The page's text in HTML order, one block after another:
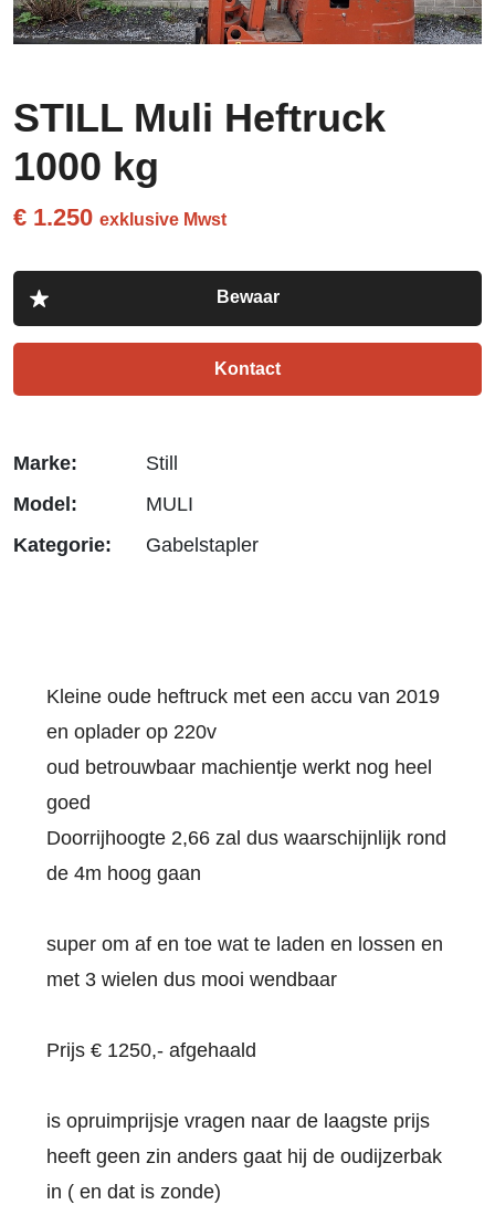
STILL Muli Heftruck
1000 kg
€ 1.250 exklusive Mwst
Kontact
Marke:
Still
Model:
MULI
Kategorie:
Gabelstapler
Kleine oude heftruck met een accu van 2019
en oplader op 220v
oud betrouwbaar machientje werkt nog heel
goed
Doorrijhoogte 2,66 zal dus waarschijnlijk rond
de 4m hoog gaan
super om af en toe wat te laden en lossen en
met 3 wielen dus mooi wendbaar
Prijs € 1250,- afgehaald
is opruimprijsje vragen naar de laagste prijs
heeft geen zin anders gaat hij de oudijzerbak
in ( en dat is zonde)